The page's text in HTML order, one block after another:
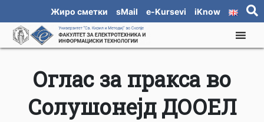
Жиро сметки sMail e-Kursevi iKnow
Оглас за пракса во
Солушонејд ДООЕЛ